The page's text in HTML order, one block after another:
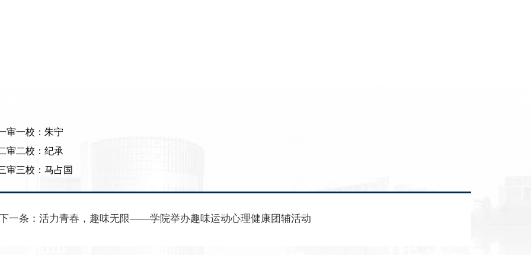
审一校：朱宁
审二校：纪承
审三校：马占国
一条： 活力青春，趣味无限——学院举办趣味运动心理健康团辅活动